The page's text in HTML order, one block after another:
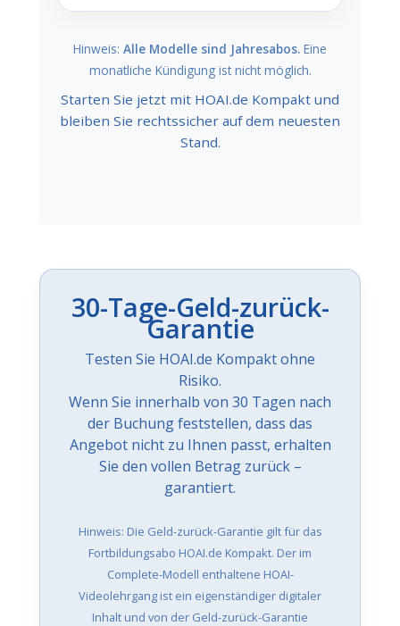
Hinweis: Alle Modelle sind Jahresabos. Eine
monatliche Kündigung ist nicht möglich.
Starten Sie jetzt mit HOAI.de Kompakt und
bleiben Sie rechtssicher auf dem neuesten
Stand.
30-Tage-Geld-zurück-
Garantie
Testen Sie HOAI.de Kompakt ohne
Risiko.
Wenn Sie innerhalb von 30 Tagen nach
der Buchung feststellen, dass das
Angebot nicht zu Ihnen passt, erhalten
Sie den vollen Betrag zurück –
garantiert.
Hinweis: Die Geld-zurück-Garantie gilt für das
Fortbildungsabo HOAI.de Kompakt. Der im
Complete-Modell enthaltene HOAI-
Videolehrgang ist ein eigenständiger digitaler
Inhalt und von der Geld-zurück-Garantie